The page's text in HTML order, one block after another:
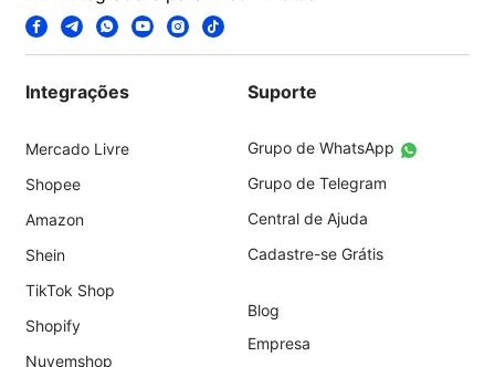
Integrações
Mercado Livre
Shopee
Amazon
Shein
TikTok Shop
Shopify
Nuvemshop
Suporte
Grupo de WhatsApp
Grupo de Telegram
Central de Ajuda
Cadastre-se Grátis
Blog
Empresa